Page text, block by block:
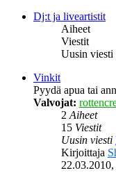
Dj:t ja liveartistit
Aiheet
Viestit
Uusin viesti
Vinkit
Pyydä apua tai
Valvojat:
2Aiheet
15 Viestit
Uusin viesti
Kirjoittaja